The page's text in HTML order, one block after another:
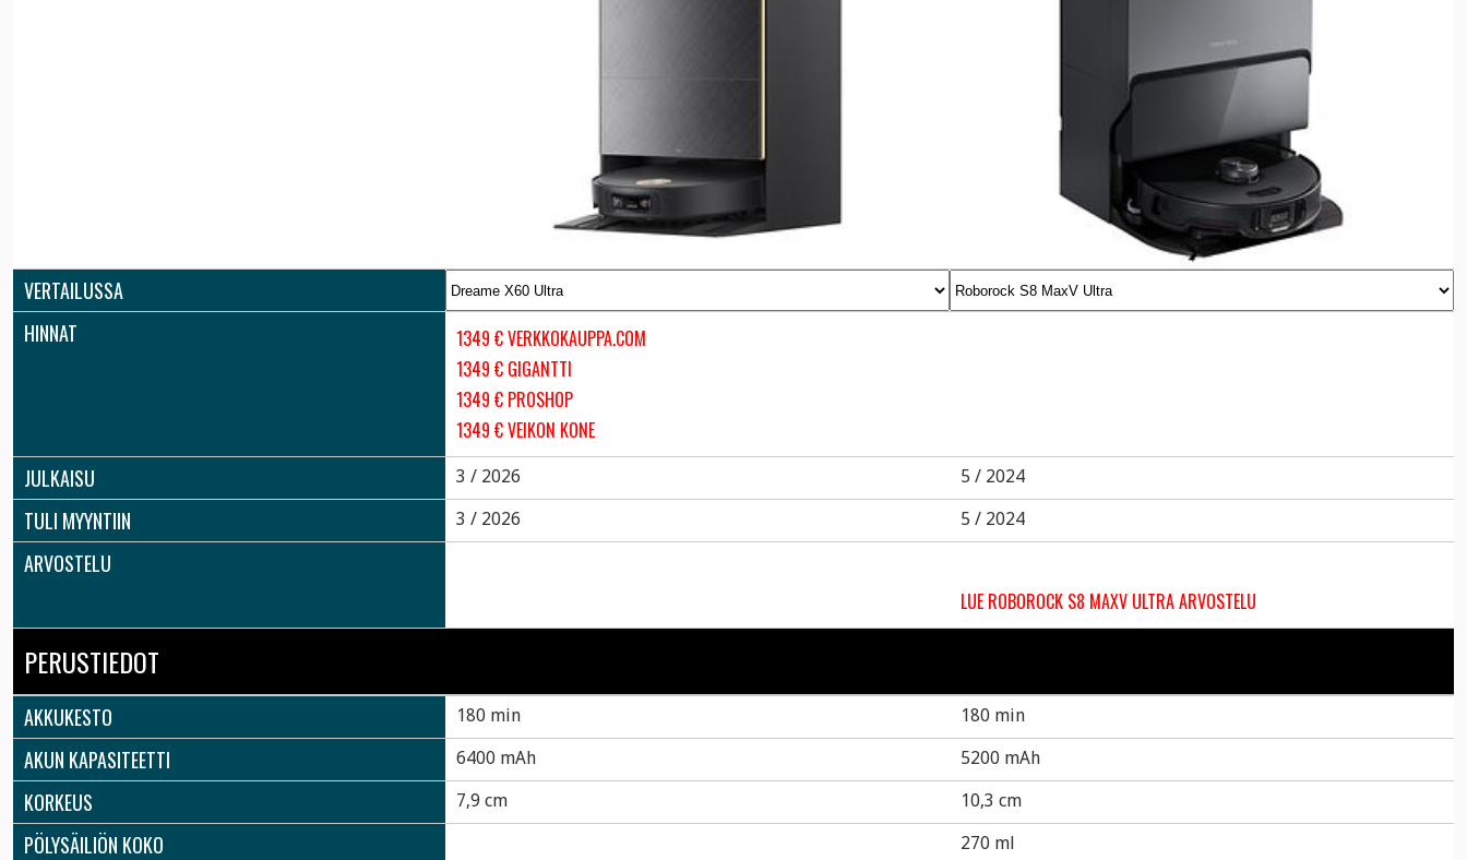
VERTAILUSSA
HINNAT
1349 € VERKKOKAUPPA.COM
1349 € GIGANTTI
1349 € PROSHOP
1349 € VEIKON KONE
JULKAISU 3 / 2026 5 / 2024
TULI MYYNTIIN 3 / 2026 5 / 2024
ARVOSTELU
LUE ROBOROCK S8 MAXV ULTRA ARVOSTELU
PERUSTIEDOT
AKKUKESTO 180 min 180 min
AKUN KAPASITEETTI 6400 mAh 5200 mAh
KORKEUS 7,9 cm 10,3 cm
PÖLYSÄILIÖN KOKO 270 ml